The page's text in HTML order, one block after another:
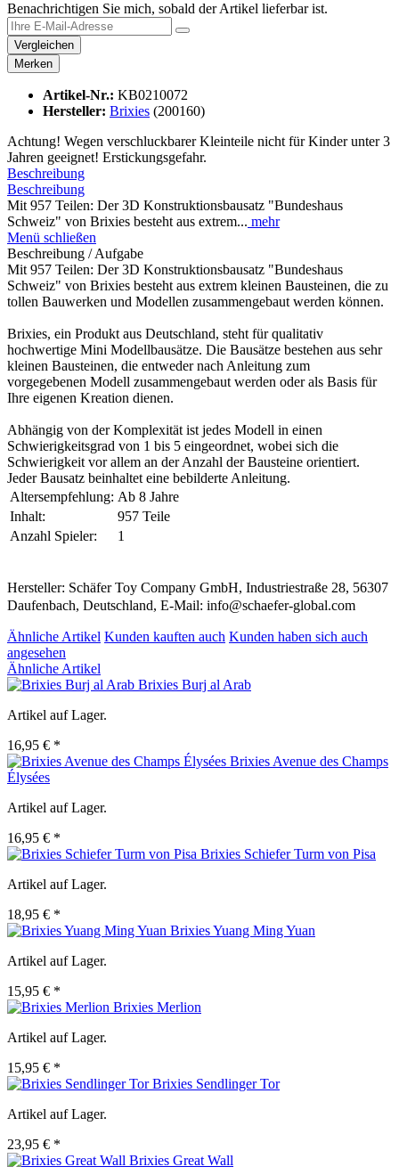
Benachrichtigen Sie mich, sobald der Artikel lieferbar ist.
Vergleichen
Merken
Artikel-Nr.: KB0210072
Hersteller: Brixies (200160)
Achtung! Wegen verschluckbarer Kleinteile nicht für Kinder unter 3
Jahren geeignet! Erstickungsgefahr.
Beschreibung
Beschreibung
Mit 957 Teilen: Der 3D Konstruktionsbausatz "Bundeshaus
Schweiz" von Brixies besteht aus extrem... mehr
Menü schließen
Beschreibung / Aufgabe
Mit 957 Teilen: Der 3D Konstruktionsbausatz "Bundeshaus
Schweiz" von Brixies besteht aus extrem kleinen Bausteinen, die zu
tollen Bauwerken und Modellen zusammengebaut werden können.
Brixies, ein Produkt aus Deutschland, steht für qualitativ
hochwertige Mini Modellbausätze. Die Bausätze bestehen aus sehr
kleinen Bausteinen, die entweder nach Anleitung zum
vorgegebenen Modell zusammengebaut werden oder als Basis für
Ihre eigenen Kreation dienen.
Abhängig von der Komplexität ist jedes Modell in einen
Schwierigkeitsgrad von 1 bis 5 eingeordnet, wobei sich die
Schwierigkeit vor allem an der Anzahl der Bausteine orientiert.
Jeder Bausatz beinhaltet eine bebilderte Anleitung.
Altersempfehlung: Ab 8 Jahre
Inhalt:
957 Teile
Anzahl Spieler:
1
Hersteller: Schäfer Toy Company GmbH, Industriestraße 28, 56307
Daufenbach, Deutschland, E-Mail: info@schaefer-global.com
Ähnliche Artikel Kunden kauften auch Kunden haben sich auch
angesehen
Ähnliche Artikel
Brixies Burj al Arab
Artikel auf Lager.
16,95 € *
Brixies Avenue des Champs
Élysées
Artikel auf Lager.
16,95 € *
Brixies Schiefer Turm von Pisa
Artikel auf Lager.
18,95 € *
Brixies Yuang Ming Yuan
Artikel auf Lager.
15,95 € *
Brixies Merlion
Artikel auf Lager.
15,95 € *
Brixies Sendlinger Tor
Artikel auf Lager.
23,95 € *
Brixies Great Wall